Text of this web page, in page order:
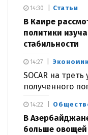
Статьи
В Каире
политики
стабильности
14:30
SOCAR на
полученного
14:27
В
больше овощей
14:22